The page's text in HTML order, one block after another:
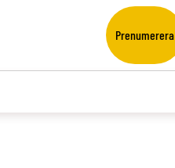
Prenumerera